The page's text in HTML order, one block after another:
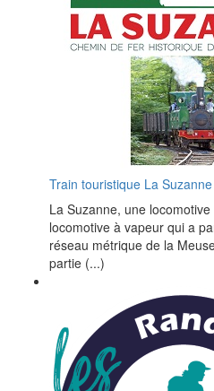
Train touristique La Suzanne
La Suzanne, une
locomotive à vapeur qui a
réseau métrique de la
partie (...)